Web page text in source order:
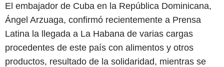
El embajador de Cuba en la República Dominicana,
Ángel Arzuaga, confirmó recientemente a Prensa
Latina la llegada a La Habana de varias cargas
procedentes de este país con alimentos y otros
productos, resultado de la solidaridad, mientras se